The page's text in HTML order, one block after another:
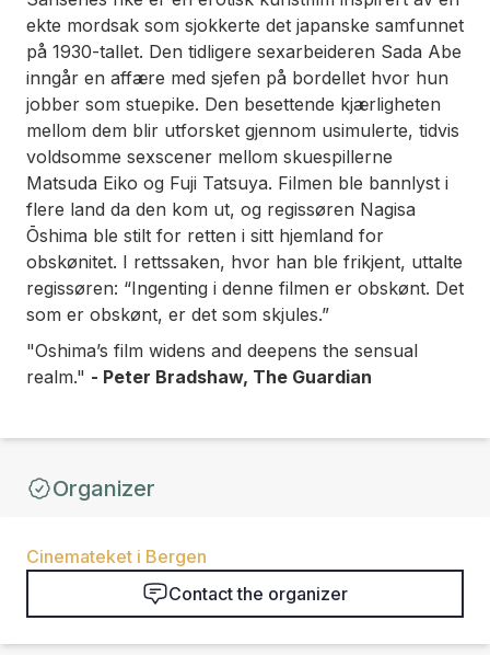
ekte mordsak som sjokkerte det japanske samfunnet
på 1930-tallet. Den tidligere sexarbeideren Sada Abe
inngår en affære med sjefen på bordellet hvor hun
jobber som stuepike. Den besettende kjærligheten
mellom dem blir utforsket gjennom usimulerte, tidvis
voldsomme sexscener mellom skuespillerne
Matsuda Eiko og Fuji Tatsuya. Filmen ble bannlyst i
flere land da den kom ut, og regissøren Nagisa
Ōshima ble stilt for retten i sitt hjemland for
obskønitet. I rettssaken, hvor han ble frikjent, uttalte
regissøren: “Ingenting i denne filmen er obskønt. Det
som er obskønt, er det som skjules.”
"Oshima’s film widens and deepens the sensual
realm." - Peter Bradshaw, The Guardian
Organizer
Cinemateket i Bergen
Contact the organizer